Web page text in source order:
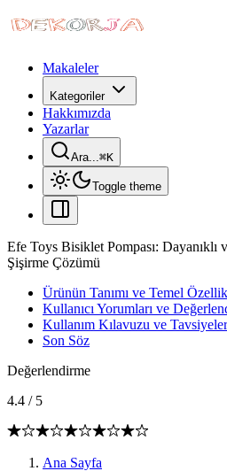
Makaleler
Kategoriler
Hakkımızda
Yazarlar
Ara...⌘K
Toggle theme
Efe Toys Bisiklet Pompası: Dayanıklı
Şişirme Çözümü
Ürünün Tanımı ve Temel
Kullanıcı Yorumları ve
Kullanım Kılavuzu ve Tavsiyeler
Son Söz
Değerlendirme
4.4 / 5
Ana Sayfa